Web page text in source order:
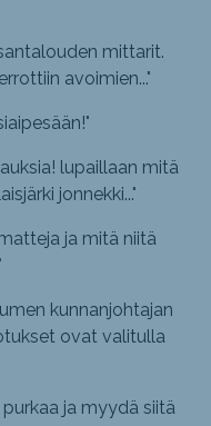
mittarit.
avoimien..."
"
lupaillaan mitä
jonnekki..."
ja mitä niitä
"
kunnanjohtajan
ovat valitulla
ja myydä siitä